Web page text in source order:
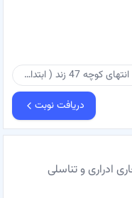
شیراز - خیابان زند - رو به روی هتل پارس - انتهای کوچه 47 زند ( ابتدای کوچه 6 اردیبهشت غربی) - ساختمان نخبگان - طبقه ۶ - مطب دکتر محمدحسن افتخاری
دریافت نوبت
ادراری و تناسلی